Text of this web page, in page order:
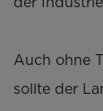
Auch ohne
sollte der